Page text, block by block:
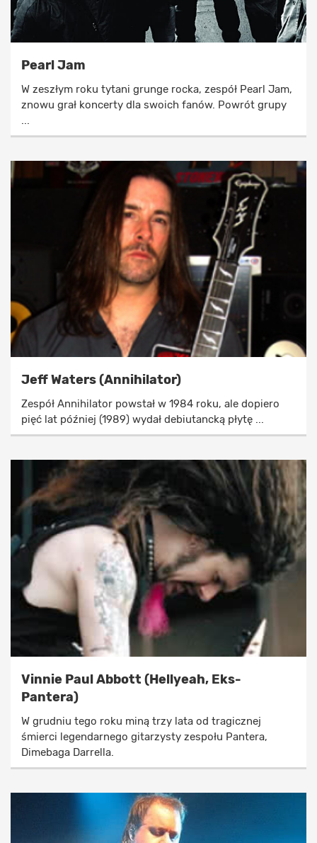
Pearl Jam
W zeszłym roku tytani grunge rocka, zespół Pearl Jam,
znowu grał koncerty dla swoich fanów. Powrót grupy
...
Jeff Waters (Annihilator)
Zespół Annihilator powstał w 1984 roku, ale dopiero
pięć lat później (1989) wydał debiutancką płytę ...
Vinnie Paul Abbott (Hellyeah, Eks-
Pantera)
W grudniu tego roku miną trzy lata od tragicznej
śmierci legendarnego gitarzysty zespołu Pantera,
Dimebaga Darrella.